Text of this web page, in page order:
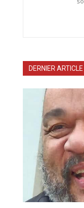
DERNIER ARTICLE